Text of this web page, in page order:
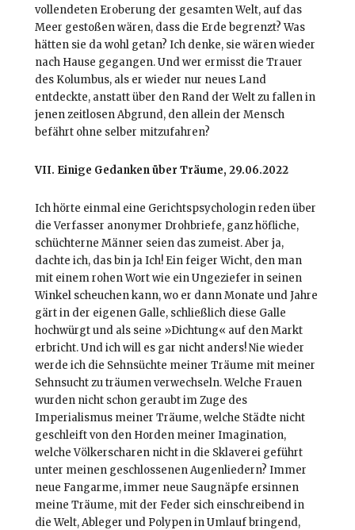
vollendeten Eroberung der gesamten Welt, auf das
Meer gestoßen wären, dass die Erde begrenzt? Was
hätten sie da wohl getan? Ich denke, sie wären wieder
nach Hause gegangen. Und wer ermisst die Trauer
des Kolumbus, als er wieder nur neues Land
entdeckte, anstatt über den Rand der Welt zu fallen in
jenen zeitlosen Abgrund, den allein der Mensch
befährt ohne selber mitzufahren?
VII. Einige Gedanken über Träume, 29.06.2022
Ich hörte einmal eine Gerichtspsychologin reden über
die Verfasser anonymer Drohbriefe, ganz höfliche,
schüchterne Männer seien das zumeist. Aber ja,
dachte ich, das bin ja Ich! Ein feiger Wicht, den man
mit einem rohen Wort wie ein Ungeziefer in seinen
Winkel scheuchen kann, wo er dann Monate und Jahre
gärt in der eigenen Galle, schließlich diese Galle
hochwürgt und als seine »Dichtung« auf den Markt
erbricht. Und ich will es gar nicht anders! Nie wieder
werde ich die Sehnsüchte meiner Träume mit meiner
Sehnsucht zu träumen verwechseln. Welche Frauen
wurden nicht schon geraubt im Zuge des
Imperialismus meiner Träume, welche Städte nicht
geschleift von den Horden meiner Imagination,
welche Völkerscharen nicht in die Sklaverei geführt
unter meinen geschlossenen Augenliedern? Immer
neue Fangarme, immer neue Saugnäpfe ersinnen
meine Träume, mit der Feder sich einschreibend in
die Welt, Ableger und Polypen in Umlauf bringend,